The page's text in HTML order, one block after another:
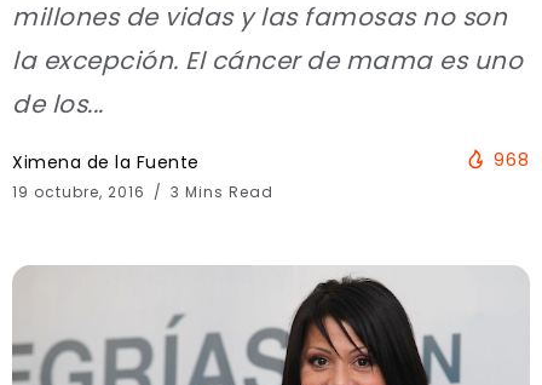
millones de vidas y las famosas no son
la excepción. El cáncer de mama es uno
de los...
Ximena de la Fuente
19 octubre, 2016 3 Mins Read
968